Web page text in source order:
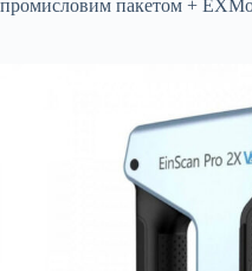
промисловим пакетом +